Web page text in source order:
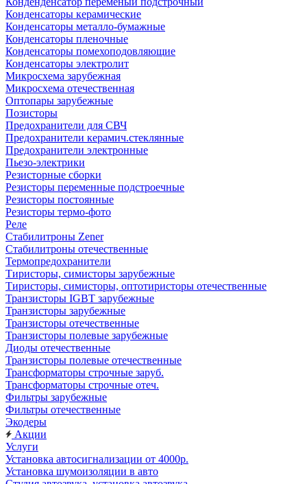
Конденсаторы керамические
Конденсаторы металло-бумажные
Конденсаторы пленочные
Конденсаторы помехоподовляющие
Конденсаторы электролит
Микросхема зарубежная
Микросхема отечественная
Оптопары зарубежные
Позисторы
Предохранители для СВЧ
Предохранители керамич.стеклянные
Предохранители электронные
Пьезо-электрики
Резисторные сборки
Резисторы переменные подстроечные
Резисторы постоянные
Резисторы термо-фото
Реле
Стабилитроны Zener
Стабилитроны отечественные
Термопредохранители
Тиристоры, симисторы зарубежные
Тиристоры, симисторы, оптотиристоры отечественные
Транзисторы IGBT зарубежные
Транзисторы зарубежные
Транзисторы отечественные
Транзисторы полевые зарубежные
Диоды отечественные
Транзисторы полевые отечественные
Трансформаторы строчные заруб.
Трансформаторы строчные отеч.
Фильтры зарубежные
Фильтры отечественные
Экодеры
Акции
Услуги
Установка автосигнализации от 4000р.
Установка шумоизоляции в авто